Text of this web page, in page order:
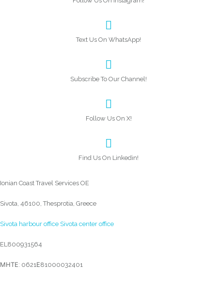
Text Us On WhatsApp!
Subscribe To Our Channel!
Follow Us On X!
Find Us On Linkedin!
Ionian Coast Travel Services OE
Sivota, 46100, Thesprotia, Greece
Sivota harbour office Sivota center office
EL800931564
ΜΗΤΕ: 0621Ε81000032401